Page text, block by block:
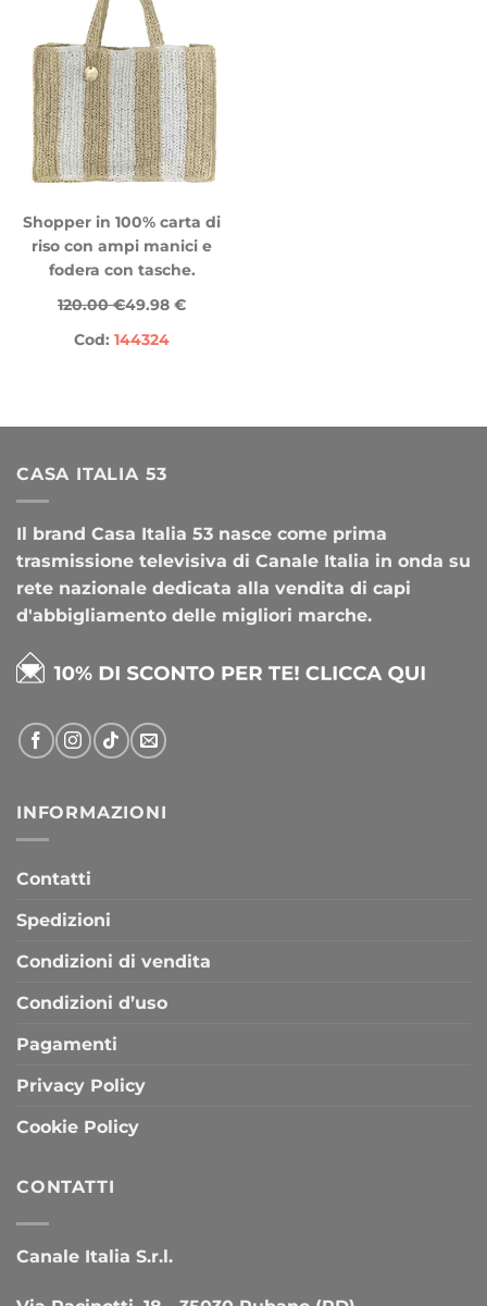
Shopper in 100% carta di
riso con ampi manici e
fodera con tasche.
120.00 €49.98 €
Cod: 144324
CASA ITALIA 53
Il brand Casa Italia 53 nasce come prima
trasmissione televisiva di Canale Italia in onda su
rete nazionale dedicata alla vendita di capi
d'abbigliamento delle migliori marche.
INFORMAZIONI
Contatti
Spedizioni
Condizioni di vendita
Condizioni d’uso
Pagamenti
Privacy Policy
Cookie Policy
CONTATTI
Canale Italia S.r.l.